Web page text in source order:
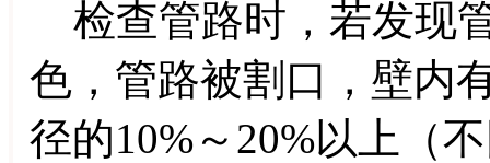
检查管路时，若发现
色，管路被割口，壁内
径的10%～20%以上（